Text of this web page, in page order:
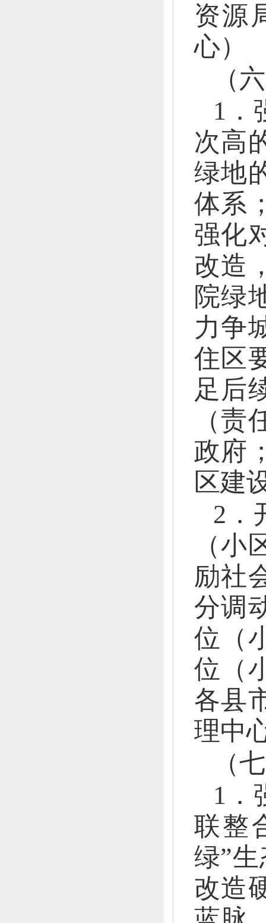
资源
心）
（
1．
次高
绿地
体系
强化
改造
院绿
力争
住区
足后
（责
政府
区建
2．
（
励社
分调
位（
位（
各县
理中
（
1．
联整
绿”
改造